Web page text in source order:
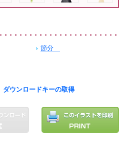
節分
ダウンロードキーの取得